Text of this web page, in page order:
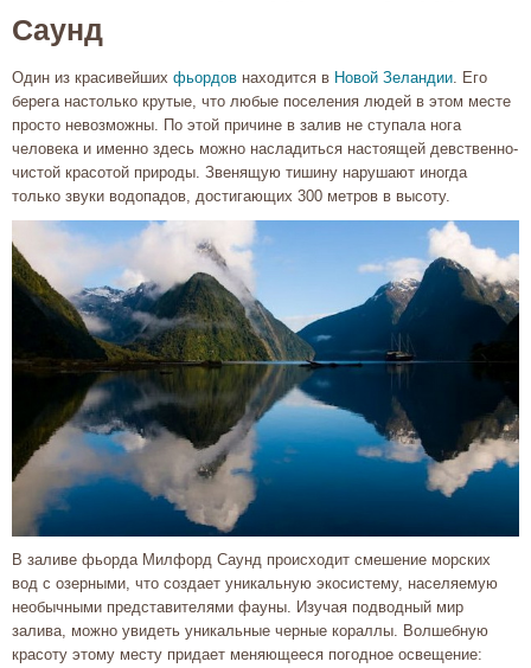
Саунд
Один из красивейших фьордов находится в Новой Зеландии . Его
берега настолько крутые, что любые поселения людей в этом месте
просто невозможны. По этой причине в залив не ступала нога
человека и именно здесь можно насладиться настоящей девственно-
чистой красотой природы. Звенящую тишину нарушают иногда
только звуки водопадов, достигающих 300 метров в высоту.
В заливе фьорда Милфорд Саунд происходит смешение морских
вод с озерными, что создает уникальную экосистему, населяемую
необычными представителями фауны. Изучая подводный мир
залива, можно увидеть уникальные черные кораллы. Волшебную
красоту этому месту придает меняющееся погодное освещение: